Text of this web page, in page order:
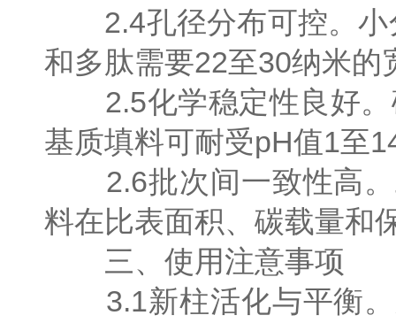
2.4孔径分布可控。小
和多肽需要22至30纳米的
2.5化学稳定性良好。
基质填料可耐受pH值1至
2.6批次间一致性高。
料在比表面积、碳载量和
三、使用注意事项
3.1新柱活化与平衡。